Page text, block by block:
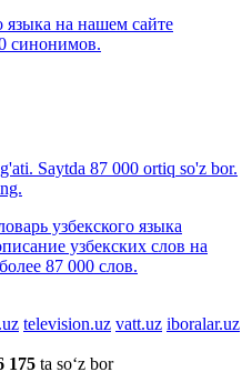
языка на нашем сайте
синонимов.
Saytda 87 000 ortiq so'z bor.
узбекского языка
узбекских слов на
87 000 слов.
television.uz vatt.uz iboralar.uz
175 ta so‘z bor